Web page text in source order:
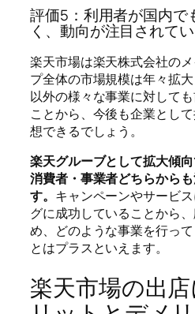
評価5：利用者が国内で
く、動向が注目されて
楽天市場は楽天株式会社の
プ全体の市場規模は年々拡
以外の様々な事業に対して
ことから、今後も企業とし
想できるでしょう。
楽天グルーブとして拡大傾向
消費者・事業者どちらから
す。 キャンペーンやサービ
グに成功していることから
め、どのような事業を行っ
とはプラスといえます。
楽天市場の出